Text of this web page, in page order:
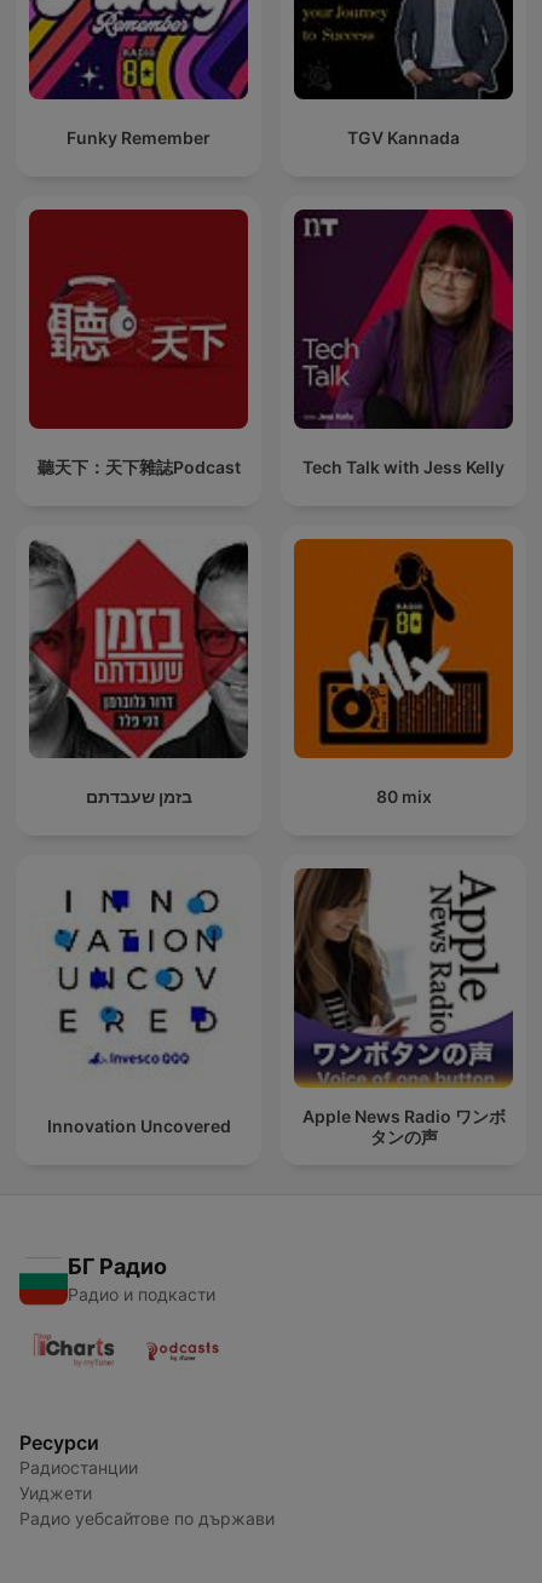
Funky Remember TGV Kannada
聽天下：天下雜誌Podcast Tech Talk with Jess Kelly
בזמן שעבדתם 80 mix
Innovation Uncovered
Apple News Radio ワンボ
タンの声
БГ Радио
Радио и подкасти
Ресурси
Радиостанции
Уиджети
Радио уебсайтове по държави